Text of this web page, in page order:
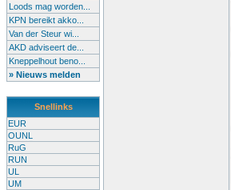
Loods mag worden...
KPN bereikt akko...
Van der Steur wi...
AKD adviseert de...
Kneppelhout beno...
» Nieuws melden
Snellinks
EUR
OUNL
RuG
RUN
UL
UM